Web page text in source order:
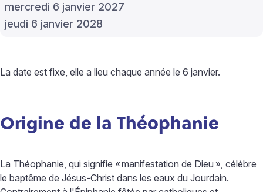
mercredi 6 janvier 2027
jeudi 6 janvier 2028
La date est fixe, elle a lieu chaque année le 6 janvier.
Origine de la Théophanie
La Théophanie, qui signifie «manifestation de Dieu », célèbre
le baptême de Jésus-Christ dans les eaux du Jourdain.